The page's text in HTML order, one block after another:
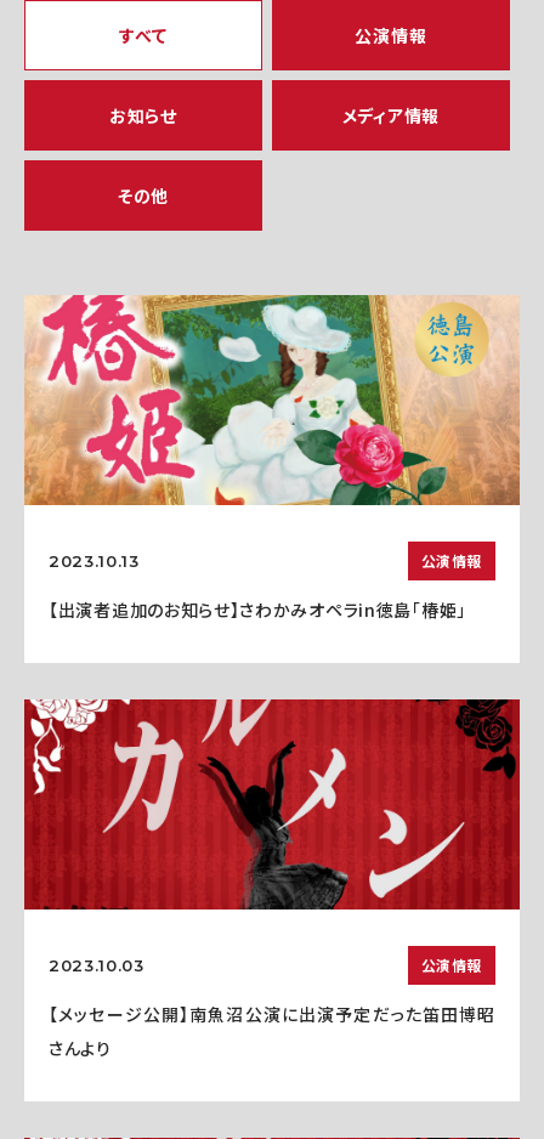
すべて 公演情報
お知らせ メディア情報
その他
2023.10.13 公演情報
【出演者追加のお知らせ】さわかみオペラin徳島「椿姫」
2023.10.03 公演情報
【メッセージ公開】南魚沼公演に出演予定だった笛田博昭
さんより